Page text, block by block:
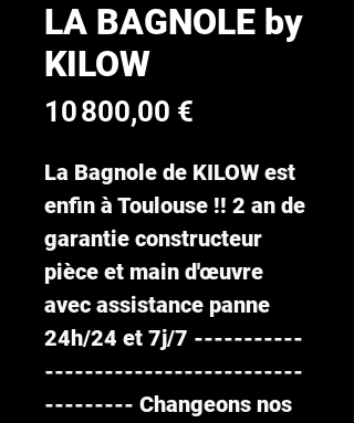
LA BAGNOLE by
KILOW
10 800,00 €
La Bagnole de KILOW est
enfin à Toulouse !! 2 an de
garantie constructeur
pièce et main d'œuvre
avec assistance panne
24h/24 et 7j/7 -----------
--------------------------
--------- Changeons nos